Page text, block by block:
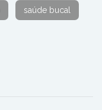
saúde bucal